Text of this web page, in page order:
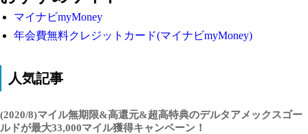
マイナビmyMoney
年会費無料クレジットカード(マイナビmyMoney)
人気記事
(2020/8)マイル無期限&高還元&超高特典のデルタアメックスゴー
ルドが最大33,000マイル獲得キャンペーン！